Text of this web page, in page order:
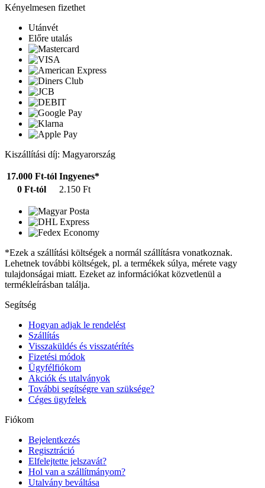
Kényelmesen fizethet
Utánvét
Előre utalás
Kiszállítási díj: Magyarország
17.000 Ft-tól Ingyenes*
0 Ft-tól
2.150 Ft
*Ezek a szállítási költségek a normál szállításra vonatkoznak.
Lehetnek további költségek, pl. a termékek súlya, mérete vagy
tulajdonságai miatt. Ezeket az információkat közvetlenül a
termékleírásban találja.
Segítség
Hogyan adjak le rendelést
Szállítás
Visszaküldés és visszatérítés
Fizetési módok
Ügyfélfiókom
Akciók és utalványok
További segítségre van szüksége?
Céges ügyfelek
Fiókom
Bejelentkezés
Regisztráció
Elfelejtette jelszavát?
Hol van a szállítmányom?
Utalvány beváltása